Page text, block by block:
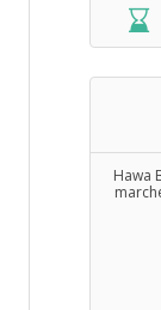
Hawa